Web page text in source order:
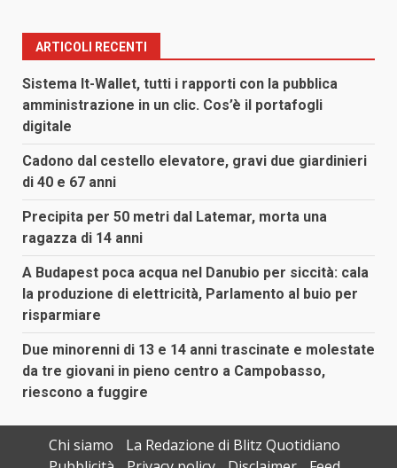
articoli
ARTICOLI RECENTI
Sistema It-Wallet, tutti i rapporti con la pubblica
amministrazione in un clic. Cos’è il portafogli
digitale
Cadono dal cestello elevatore, gravi due giardinieri
di 40 e 67 anni
Precipita per 50 metri dal Latemar, morta una
ragazza di 14 anni
A Budapest poca acqua nel Danubio per siccità: cala
la produzione di elettricità, Parlamento al buio per
risparmiare
Due minorenni di 13 e 14 anni trascinate e molestate
da tre giovani in pieno centro a Campobasso,
riescono a fuggire
Chi siamo
La Redazione di Blitz Quotidiano